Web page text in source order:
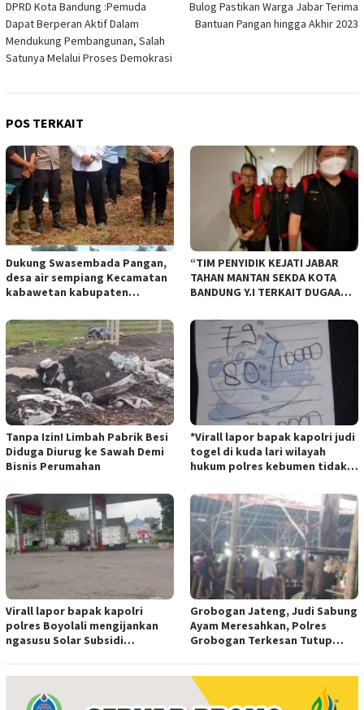
pos
DPRD Kota Bandung :Pemuda
Dapat Berperan Aktif Dalam
Mendukung Pembangunan, Salah
Satunya Melalui Proses Demokrasi
Bulog Pastikan Warga Jabar Terima
Bantuan Pangan hingga Akhir 2023
POS TERKAIT
Dukung Swasembada Pangan,
desa air sempiang Kecamatan
kabawetan kabupaten
28 mei 2025
“TIM PENYIDIK KEJATI JABAR
TAHAN MANTAN SEKDA KOTA
BANDUNG Y.I TERKAIT DUGAAN
BANDUNG”.
Tanpa Izin! Limbah Pabrik Besi
Diduga Diurug ke Sawah Demi
Bisnis Perumahan
*Virall lapor bapak kapolri judi
togel di kuda lari wilayah
hukum polres kebumen tidak
Virall lapor bapak kapolri
polres Boyolali mengijankan
ngasusu Solar Subsidi
Grobogan Jateng, Judi Sabung
Ayam Meresahkan, Polres
Grobogan Terkesan Tutup